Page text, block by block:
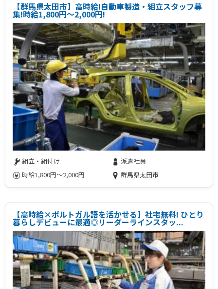
【群馬県太田市】高時給!自動車製造・組立スタッフ募
集!時給1,800円～2,000円!
組立・組付け
派遣社員
時給1,800円～2,000円
群馬県太田市
【高時給×ポルトガル語を活かせる】社宅無料! ひとり
暮らしデビューに最適◎リーダーラインスタッ...